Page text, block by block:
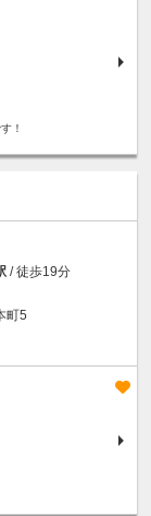
！
/ 徒歩19分
町5